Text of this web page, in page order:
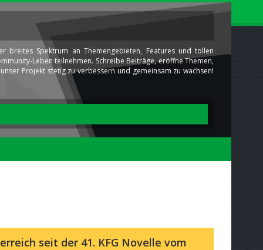
Spektrum an Themengebieten, Features und tollen
Leben teilnehmen. Schreibe Beiträge, eröffne Themen,
Projekt stetig zu verbessern und gemeinsam zu wachsen!
seit der 41. KFG Novelle vom